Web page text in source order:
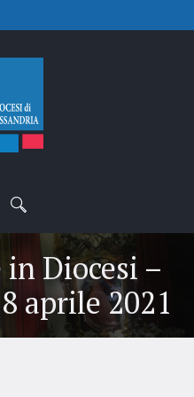
in Diocesi –
aprile 2021